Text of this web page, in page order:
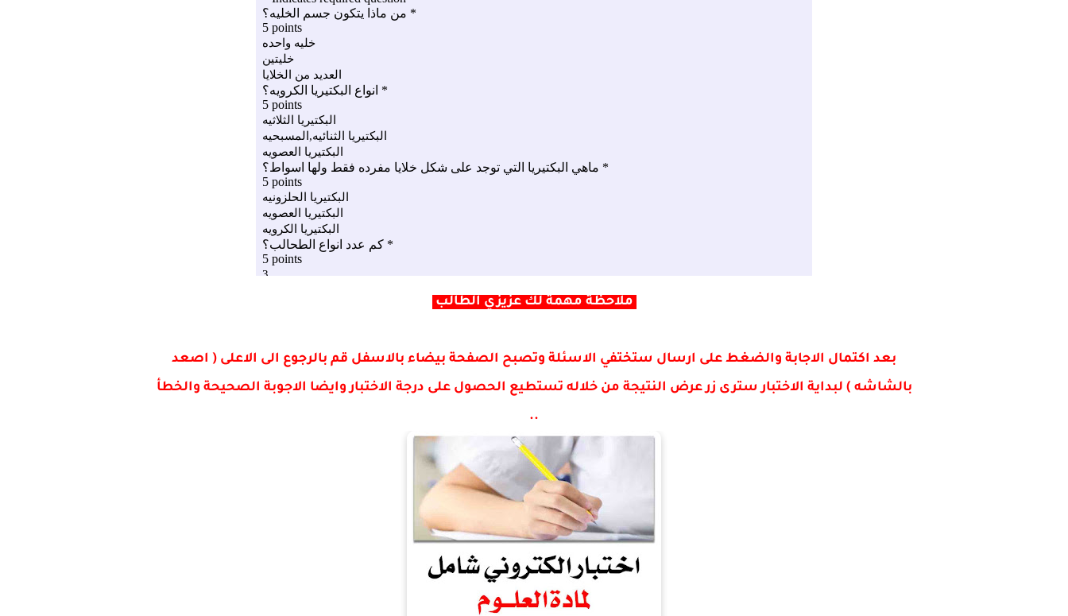
ملاحظة مهمة لك عزيزي الطالب
بعد اكتمال الاجابة والضغط على ارسال ستختفي الاسئلة وتصبح الصفحة بيضاء بالاسفل قم بالرجوع الى الاعلى ( اصعد
بالشاشه ) لبداية الاختبار سترى زر عرض النتيجة من خلاله تستطيع الحصول على درجة الاختبار وايضا الاجوبة الصحيحة والخطأ
..